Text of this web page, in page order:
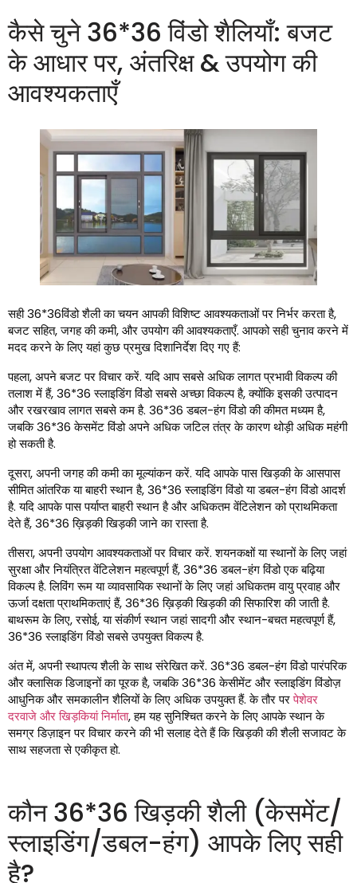
कैसे चुने 36*36 विंडो शैलियाँ: बजट
के आधार पर, अंतरिक्ष & उपयोग की
आवश्यकताएँ
सही 36*36विंडो शैली का चयन आपकी विशिष्ट आवश्यकताओं पर निर्भर करता है,
बजट सहित, जगह की कमी, और उपयोग की आवश्यकताएँ. आपको सही चुनाव करने में
मदद करने के लिए यहां कुछ प्रमुख दिशानिर्देश दिए गए हैं:
पहला, अपने बजट पर विचार करें. यदि आप सबसे अधिक लागत प्रभावी विकल्प की
तलाश में हैं, 36*36 स्लाइडिंग विंडो सबसे अच्छा विकल्प है, क्योंकि इसकी उत्पादन
और रखरखाव लागत सबसे कम है. 36*36 डबल-हंग विंडो की कीमत मध्यम है,
जबकि 36*36 केसमेंट विंडो अपने अधिक जटिल तंत्र के कारण थोड़ी अधिक महंगी
हो सकती है.
दूसरा, अपनी जगह की कमी का मूल्यांकन करें. यदि आपके पास खिड़की के आसपास
सीमित आंतरिक या बाहरी स्थान है, 36*36 स्लाइडिंग विंडो या डबल-हंग विंडो आदर्श
है. यदि आपके पास पर्याप्त बाहरी स्थान है और अधिकतम वेंटिलेशन को प्राथमिकता
देते हैं, 36*36 ख़िड़की खिड़की जाने का रास्ता है.
तीसरा, अपनी उपयोग आवश्यकताओं पर विचार करें. शयनकक्षों या स्थानों के लिए जहां
सुरक्षा और नियंत्रित वेंटिलेशन महत्वपूर्ण हैं, 36*36 डबल-हंग विंडो एक बढ़िया
विकल्प है. लिविंग रूम या व्यावसायिक स्थानों के लिए जहां अधिकतम वायु प्रवाह और
ऊर्जा दक्षता प्राथमिकताएं हैं, 36*36 ख़िड़की खिड़की की सिफारिश की जाती है.
बाथरूम के लिए, रसोई, या संकीर्ण स्थान जहां सादगी और स्थान-बचत महत्वपूर्ण हैं,
36*36 स्लाइडिंग विंडो सबसे उपयुक्त विकल्प है.
अंत में, अपनी स्थापत्य शैली के साथ संरेखित करें. 36*36 डबल-हंग विंडो पारंपरिक
और क्लासिक डिजाइनों का पूरक है, जबकि 36*36 केसीमेंट और स्लाइडिंग विंडोज़
आधुनिक और समकालीन शैलियों के लिए अधिक उपयुक्त हैं. के तौर परपेशेवर
दरवाजे और खिड़कियां निर्माता, हम यह सुनिश्चित करने के लिए आपके स्थान के
समग्र डिज़ाइन पर विचार करने की भी सलाह देते हैं कि खिड़की की शैली सजावट के
साथ सहजता से एकीकृत हो.
कौन 36*36 खिड़की शैली (केसमेंट/
स्लाइडिंग/डबल-हंग) आपके लिए सही
है?